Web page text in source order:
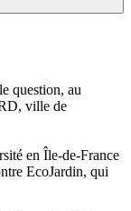
question, au
ville de
en Île-de-France
EcoJardin, qui